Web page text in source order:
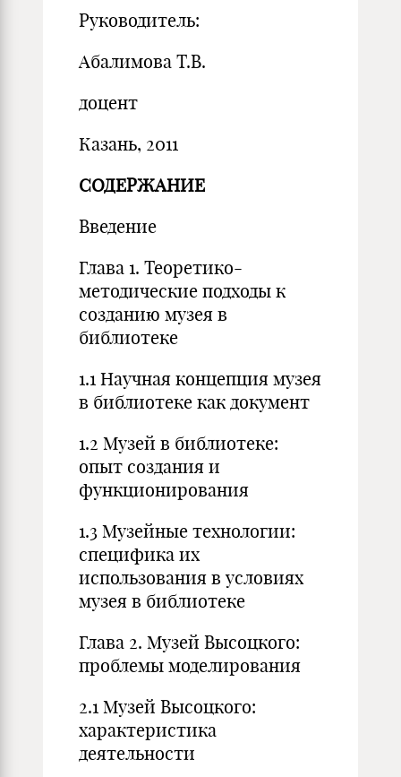
Руководитель:
Абалимова Т.В.
доцент
Казань, 2011
СОДЕРЖАНИЕ
Введение
Глава 1. Теоретико-
методические подходы к
созданию музея в
библиотеке
1.1 Научная концепция музея
в библиотеке как документ
1.2 Музей в библиотеке:
опыт создания и
функционирования
1.3 Музейные технологии:
специфика их
использования в условиях
музея в библиотеке
Глава 2. Музей Высоцкого:
проблемы моделирования
2.1 Музей Высоцкого:
характеристика
деятельности